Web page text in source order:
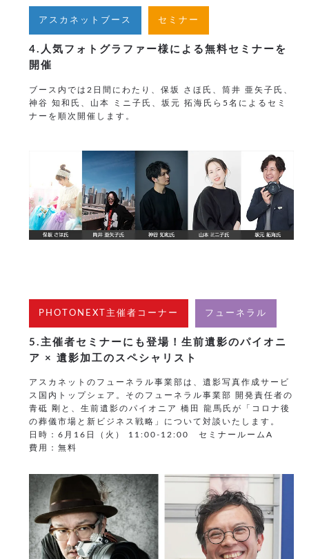
アスカネットブース セミナー
4.人気フォトグラファー様による無料セミナーを
開催
ブース内では2日間にわたり、保坂 さほ氏、筒井 亜矢子氏、
神谷 知和氏、山本 ミニ子氏、坂元 拓海氏ら5名によるセミ
ナーを順次開催します。
PHOTONEXT主催者コーナー フューネラル
5.主催者セミナーにも登場！生前遺影のパイオニ
ア × 遺影加工のスペシャリスト
アスカネットのフューネラル事業部は、遺影写真作成サービ
ス国内トップシェア。そのフューネラル事業部 開発責任者の
青砥 剛と、生前遺影のパイオニア 橋田 龍馬氏が「コロナ後
の葬儀市場と新ビジネス戦略」について対談いたします。
日時：6月16日（火） 11:00-12:00 セミナールームA
費用：無料